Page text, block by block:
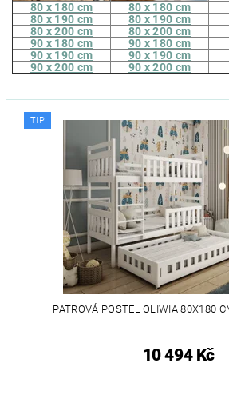
80 x 180 cm 80 x 180 cm
80 x 190 cm
80 x 190 cm
80 x 200 cm
80 x 200 cm
90 x 180 cm
90 x 180 cm
90 x 190 cm
90 x 190 cm
90 x 200 cm
90 x 200 cm
TIP
PATROVÁ POSTEL OLIWIA 80X180
10 494 Kč